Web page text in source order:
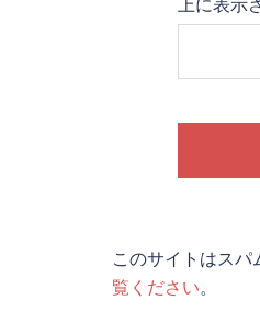
このサイトはスパ
覧ください。